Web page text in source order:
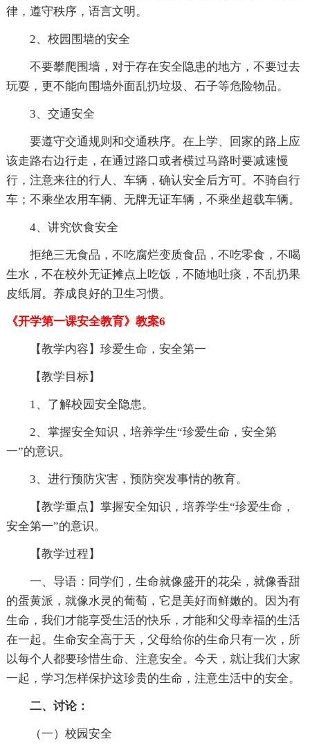
律，遵守秩序，语言文明。
2、校园围墙的安全
不要攀爬围墙，对于存在安全隐患的地方，不要过去
玩耍，更不能向围墙外面乱扔垃圾、石子等危险物品。
3、交通安全
要遵守交通规则和交通秩序。在上学、回家的路上应
该走路右边行走，在通过路口或者横过马路时要减速慢
行，注意来往的行人、车辆，确认安全后方可。不骑自行
车；不乘坐农用车辆、无牌无证车辆，不乘坐超载车辆。
4、讲究饮食安全
拒绝三无食品，不吃腐烂变质食品，不吃零食，不喝
生水，不在校外无证摊点上吃饭，不随地吐痰，不乱扔果
皮纸屑。养成良好的卫生习惯。
《开学第一课安全教育》教案6
【教学内容】珍爱生命，安全第一
【教学目标】
1、了解校园安全隐患。
2、掌握安全知识，培养学生“珍爱生命，安全第
一”的意识。
3、进行预防灾害，预防突发事情的教育。
【教学重点】掌握安全知识，培养学生“珍爱生命，
安全第一”的意识。
【教学过程】
一、导语：同学们，生命就像盛开的花朵，就像香甜
的蛋黄派，就像水灵的葡萄，它是美好而鲜嫩的。因为有
生命，我们才能享受生活的快乐，才能和父母幸福的生活
在一起。生命安全高于天，父母给你的生命只有一次，所
以每个人都要珍惜生命、注意安全。今天，就让我们大家
一起，学习怎样保护这珍贵的生命，注意生活中的安全。
二、讨论：
（一）校园安全